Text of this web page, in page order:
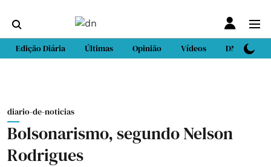
Edição Diária Últimas Opinião Vídeos DN Sport
diario-de-noticias
Bolsonarismo, segundo Nelson
Rodrigues